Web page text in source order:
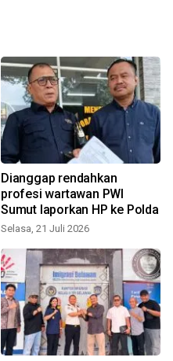
Dianggap rendahkan
profesi wartawan PWI
Sumut laporkan HP ke Polda
Selasa, 21 Juli 2026